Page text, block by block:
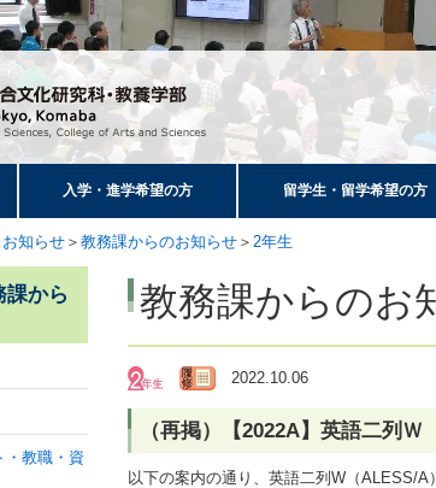
入学・進学希望の方 留学生・留学希望の方
お知らせ ＞ 教務課からのお知らせ ＞ 2年生
教務課からのお
2022.10.06
（再掲）【2022A】英語二列
以下の案内の通り、英語二列W（ALESS/A
課から
・教職・資